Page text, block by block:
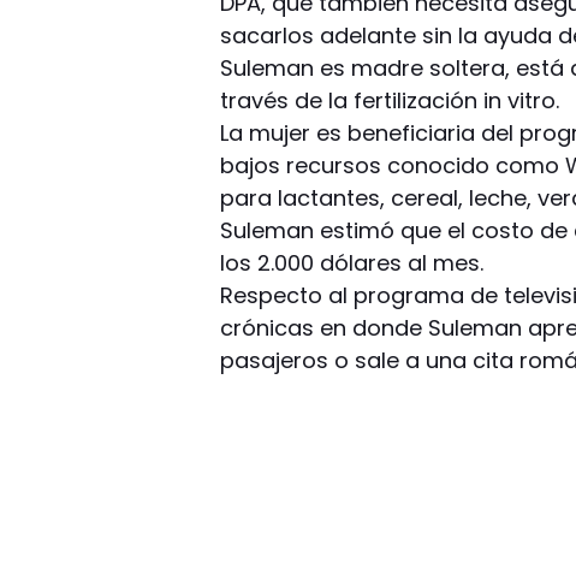
sacarlos adelante sin la ayuda
Suleman es madre soltera, está
través de la fertilización in vitro.
La mujer es beneficiaria del
bajos recursos conocido como
para lactantes, cereal, leche,
Suleman estimó que el costo
los 2.000 dólares al mes.
Respecto al programa de
crónicas en donde Suleman
pasajeros o sale a una cita